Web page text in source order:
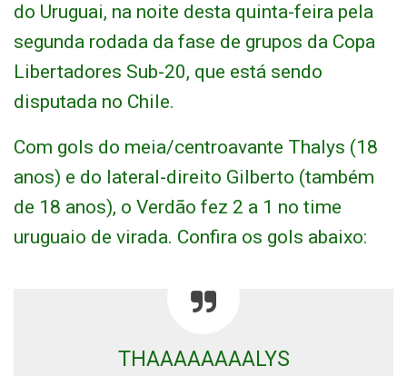
do Uruguai, na noite desta quinta-feira pela
segunda rodada da fase de grupos da Copa
Libertadores Sub-20, que está sendo
disputada no Chile.
Com gols do meia/centroavante Thalys (18
anos) e do lateral-direito Gilberto (também
de 18 anos), o Verdão fez 2 a 1 no time
uruguaio de virada. Confira os gols abaixo:
THAAAAAAAALYS